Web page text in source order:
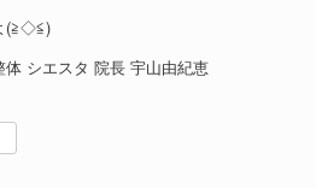
(≧◇≦)
シエスタ 院長 宇山由紀恵